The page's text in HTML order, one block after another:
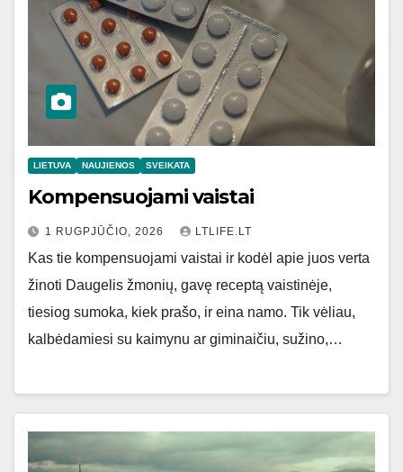
LIETUVA NAUJIENOS SVEIKATA
Kompensuojami vaistai
1 RUGPJŪČIO, 2026 LTLIFE.LT
Kas tie kompensuojami vaistai ir kodėl apie juos verta
žinoti Daugelis žmonių, gavę receptą vaistinėje,
tiesiog sumoka, kiek prašo, ir eina namo. Tik vėliau,
kalbėdamiesi su kaimynu ar giminaičiu, sužino,…